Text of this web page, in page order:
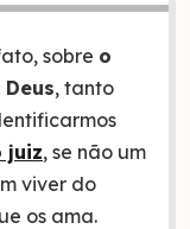
sobre o
, tanto
juiz, se não um
viver do
os ama.